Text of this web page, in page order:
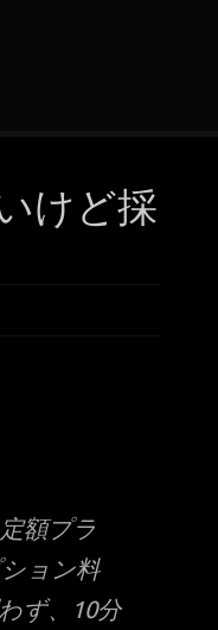
けど採
額プラ
ョン料
ず、10分